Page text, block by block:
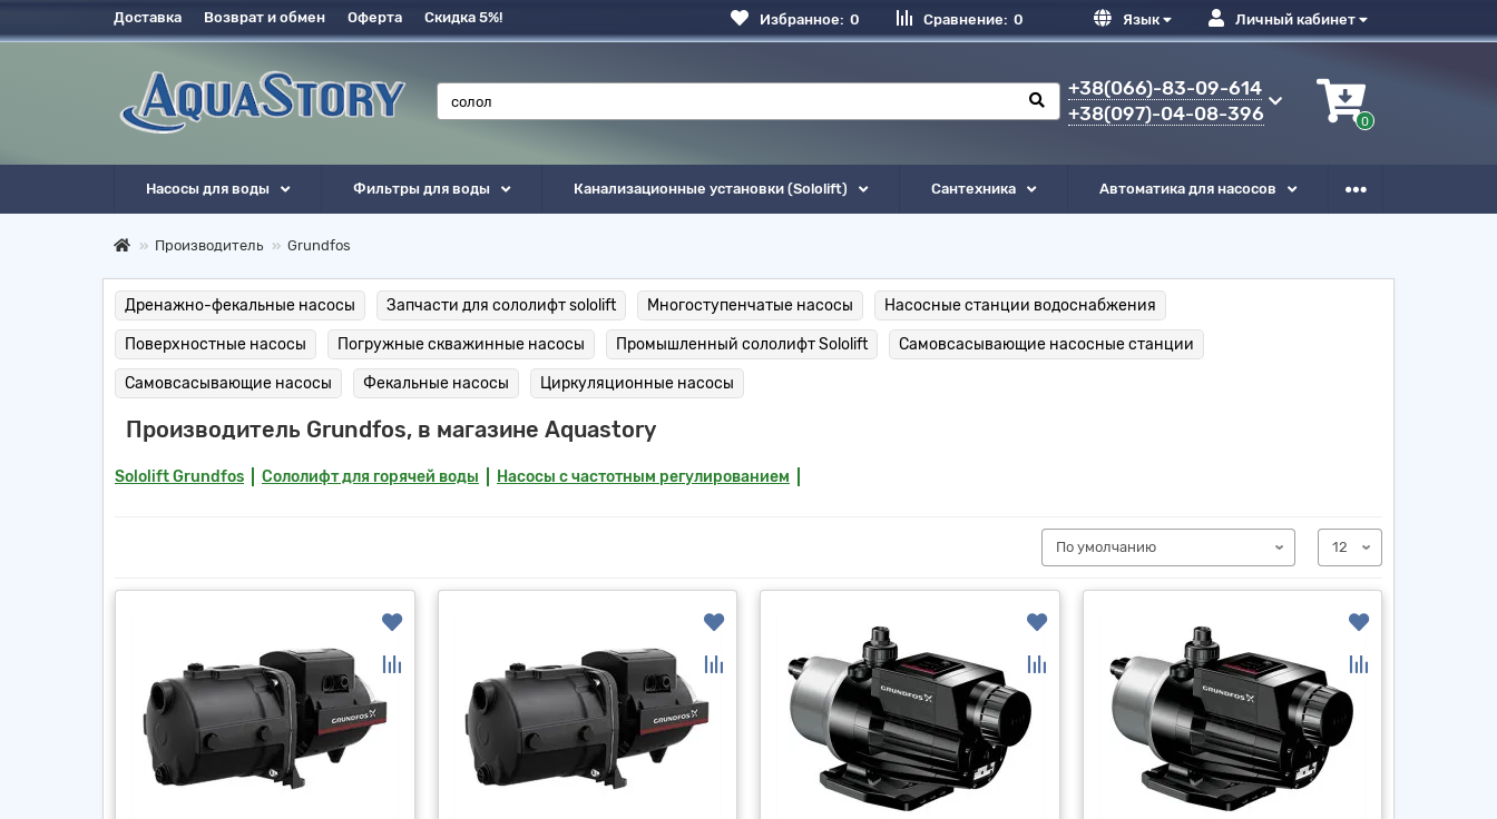
Личный кабинет
Язык
Сравнение: 0
Избранное: 0
Доставка Возврат и обмен Оферта Скидка 5%!
+38(066)-83-09-614
+38(097)-04-08-396
0
Насосы для воды Фильтры для воды Канализационные установки (Sololift) Сантехника Автоматика для насосов
Производитель Grundfos
Дренажно-фекальные насосы Запчасти для сололифт sololift Многоступенчатые насосы Насосные станции водоснабжения
Поверхностные насосы Погружные скважинные насосы Промышленный сололифт Sololift Самовсасывающие насосные станции
Самовсасывающие насосы Фекальные насосы Циркуляционные насосы
Производитель Grundfos, в магазине Aquastory
Sololift Grundfos Сололифт для горячей воды Насосы с частотным регулированием